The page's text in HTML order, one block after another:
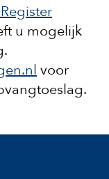
u mogelijk
voor